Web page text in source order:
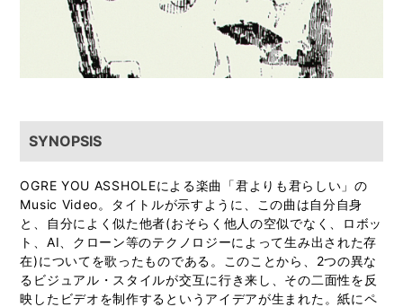
SYNOPSIS
OGRE YOU ASSHOLEによる楽曲「君よりも君らしい」の
Music Video。タイトルが示すように、この曲は自分自身
と、自分によく似た他者(おそらく他人の空似でなく、ロボッ
ト、AI、クローン等のテクノロジーによって生み出された存
在)についてを歌ったものである。このことから、2つの異な
るビジュアル・スタイルが交互に行き来し、その二面性を反
映したビデオを制作するというアイデアが生まれた。紙にペ